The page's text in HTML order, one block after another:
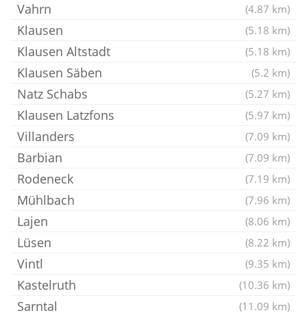
Vahrn (4.87 km)
Klausen (5.18 km)
Klausen Altstadt (5.18 km)
Klausen Säben (5.2 km)
Natz Schabs (5.27 km)
Klausen Latzfons (5.97 km)
Villanders (7.09 km)
Barbian (7.09 km)
Rodeneck (7.19 km)
Mühlbach (7.96 km)
Lajen (8.06 km)
Lüsen (8.22 km)
Vintl (9.35 km)
Kastelruth (10.36 km)
Sarntal (11.09 km)